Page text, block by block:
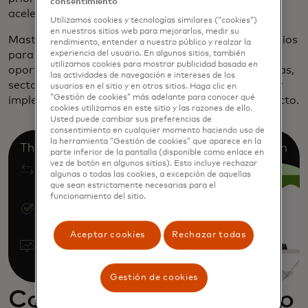
acelerar la adopción sin contacto?
Mastercard emplea datos de mercado y datos propios
para responder a estas preguntas e identificar
oportunidades clave en diferentes zonas geográficas,
sectores comerciales y otras categorías para lograr
implementaciones exitosas de tecnología sin contacto.
Conducción sin contacto
Utilizamos cookies y tecnologías similares (“cookies”)
en nuestros sitios web para mejorarlos, medir su
rendimiento, entender a nuestro público y realzar la
experiencia del usuario. En algunos sitios, también
utilizamos cookies para mostrar publicidad basada en
las actividades de navegación e intereses de los
usuarios en el sitio y en otros sitios. Haga clic en
“Gestión de cookies” más adelante para conocer qué
cookies utilizamos en este sitio y las razones de ello.
Usted puede cambiar sus preferencias de
consentimiento en cualquier momento haciendo uso de
la herramienta “Gestión de cookies” que aparece en la
parte inferior de la pantalla (disponible como enlace en
vez de botón en algunos sitios). Esto incluye rechazar
algunas o todas las cookies, a excepción de aquellas
que sean estrictamente necesarias para el
funcionamiento del sitio.
Aceptar cookies Rechazar todas
Gestión de cookies